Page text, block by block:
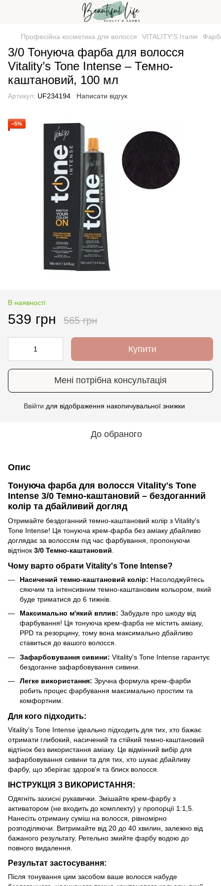
Професійна косметика для волосся VITALITY'S Італія
3/0 Тонуюча фарба для волосся
Vitality’s Tone Intense – Темно-
каштановий, 100 мл
Артикул: UF234194 Написати відгук
−5%
В наявності
539 грн 565 грн
Купити
Мені потрібна консультація
Ввійти для відображення накопичувальної знижки
До обраного
Опис
Тонуюча фарба для волосся Vitality's Tone
Intense 3/0 Темно-каштановий – бездоганний
колір та дбайливий догляд
Отримайте бездоганний темно-каштановий колір з Vitality's
Tone Intense! Ця тонуюча крем-фарба без аміаку дбайливо
доглядає за волоссям під час фарбування, пропонуючи
відтінок 3/0 Темно-каштановий
Чому варто обрати Vitality's Tone Intense?
Насичений темно-каштановий колір: Насолоджуйтесь
сяючим та інтенсивним темно-каштановим кольором, який
буде триматися до 6 тижнів.
Максимально м'який вплив: Забудьте про шкоду від
фарбування! Ця тонуюча крем-фарба не містить аміаку,
PPD та резорцину, тому вона максимально дбайливо
ставиться до вашого волосся.
Зафарбовування сивини: Vitality's Tone Intense гарантує
бездоганне зафарбовування сивини.
Легке використання: Зручна формула крем-фарби
робить процес фарбування максимально простим та
комфортним.
Для кого підходить:
Vitality's Tone Intense ідеально підходить для тих, хто бажає
отримати глибокий, насичений та стійкий темно-каштановий
відтінок без використання аміаку. Це відмінний вибір для
зафарбовування сивини та для тих, хто шукає дбайливу
фарбу, що зберігає здоров'я та блиск волосся.
ІНСТРУКЦІЯ З ВИКОРИСТАННЯ:
Одягніть захисні рукавички. Змішайте крем-фарбу з
активатором (не входить до комплекту) у пропорції 1:1,5.
Нанесіть отриману суміш на волосся, рівномірно
розподіляючи. Витримайте від 20 до 40 хвилин, залежно від
бажаного результату. Ретельно змийте фарбу водою до
повного видалення.
Результат застосування:
Після тонування цим засобом ваше волосся набуде